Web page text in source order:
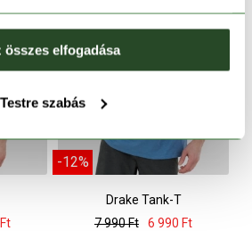
összes elfogadása
Testre szabás
-12%
Drake Tank-T
7 990 Ft
6 990 Ft